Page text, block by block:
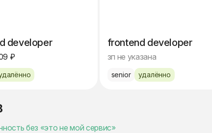
developer
₽
frontend developer
зп не указана
senior удалённо
без «это не мой сервис»